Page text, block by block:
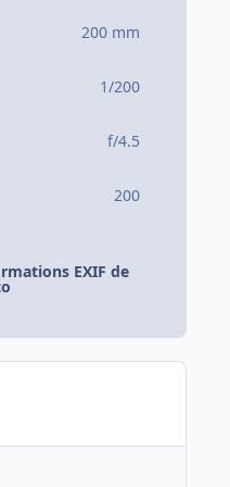
200 mm
1/200
f/4.5
200
EXIF de